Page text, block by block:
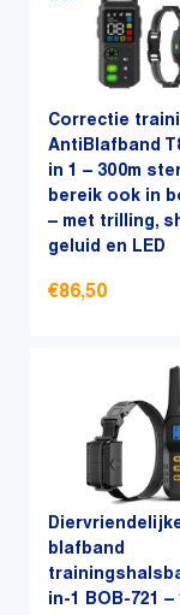
Correctie
AntiBlafband
in 1 – 300m
bereik ook in
– met trilling,
geluid en LED
€86,50
blafband
in-1 BOB-721 –